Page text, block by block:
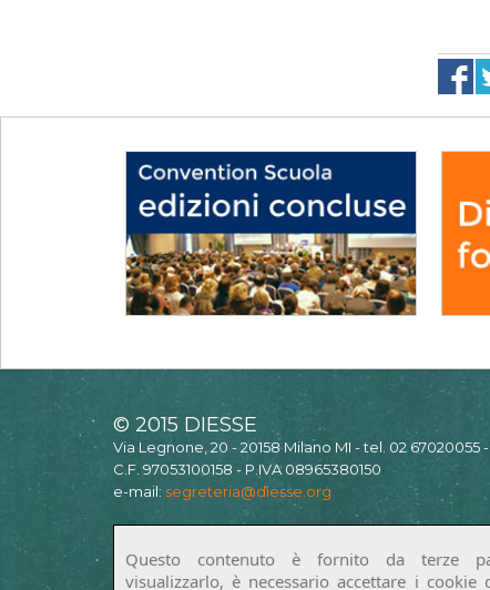
© 2015 DIESSE
Via Legnone, 20 - 20158 Milano MI - tel. 02 67020055 -
C.F. 97053100158 - P.IVA 08965380150
e-mail: segreteria@diesse.org
Questo contenuto è fornito da terze
visualizzarlo, è necessario accettare i cookie